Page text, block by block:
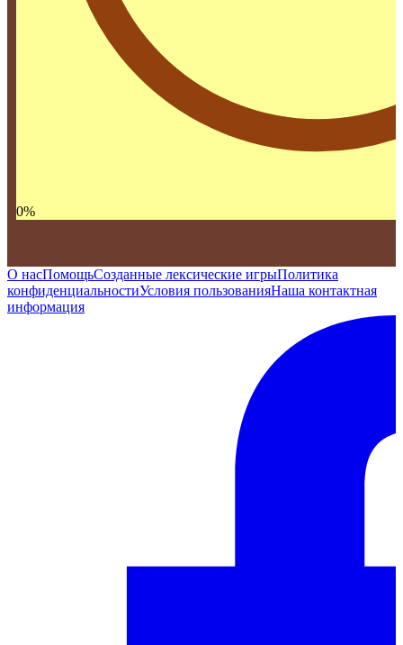
0%
О насПомощьСозданные лексические игрыПолитика
конфиденциальностиУсловия пользованияНаша контактная
информация